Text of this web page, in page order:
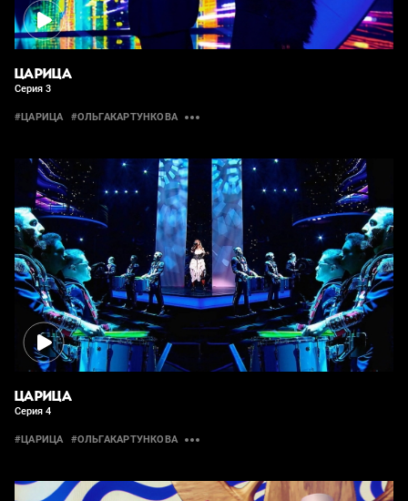
ЦАРИЦА
Серия 3
#ЦАРИЦА #ОЛЬГАКАРТУНКОВА
ЦАРИЦА
Серия 4
#ЦАРИЦА #ОЛЬГАКАРТУНКОВА